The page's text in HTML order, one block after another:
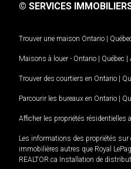
© SERVICES
Trouver une maison Ontario |
Maisons à louer - Ontario | Québec |
Trouver des courtiers en Ontario |
Parcourir les bureaux en Ontario |
Afficher les propriétés résidentielles
Les informations des propriétés sur
immobilières autres que Royal
REALTOR.ca Installation de